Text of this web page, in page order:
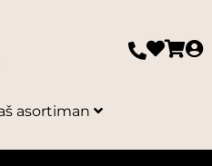
asortiman